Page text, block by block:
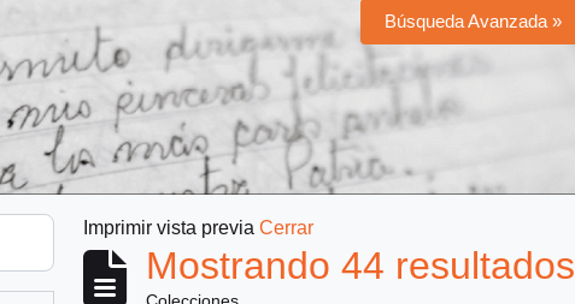
Búsqueda Avanzada »
Imprimir vista previa Cerrar
Mostrando 44 resultados